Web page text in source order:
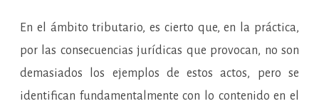
En el ámbito tributario, es cierto que, en la práctica,
por las consecuencias jurídicas que provocan, no son
demasiados los ejemplos de estos actos, pero se
identifican fundamentalmente con lo contenido en el